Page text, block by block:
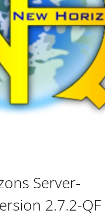
Server-
2.7.2-QF